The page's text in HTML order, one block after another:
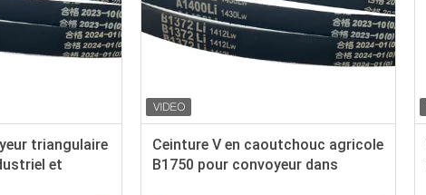
triangulaire
et
Ceinture V en caoutchouc agricole
B1750 pour convoyeur dans